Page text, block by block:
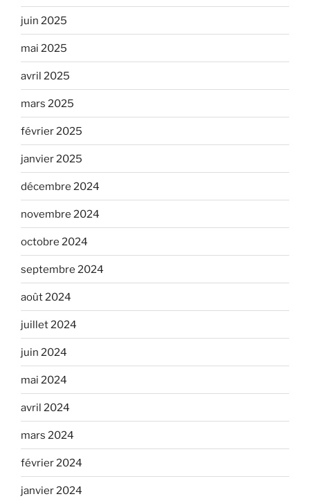
juin 2025
mai 2025
avril 2025
mars 2025
février 2025
janvier 2025
décembre 2024
novembre 2024
octobre 2024
septembre 2024
août 2024
juillet 2024
juin 2024
mai 2024
avril 2024
mars 2024
février 2024
janvier 2024